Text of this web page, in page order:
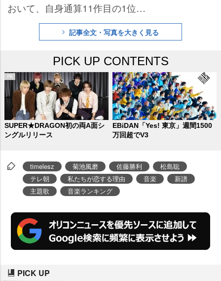
おいて、自身通算11作目の1位と
なった。
記事全文・写真を大きく見る
PICK UP CONTENTS
SUPER★DRAGON初の両A面シ
ングルリリース
EBiDAN「Yes! 東京」週間1500
万回超でV3
timelesz 菊池風磨 佐藤勝利
松島聡
テレ朝
私たちが恋する理由 音楽
新譜
主題歌
音楽ランキング
PICK UP